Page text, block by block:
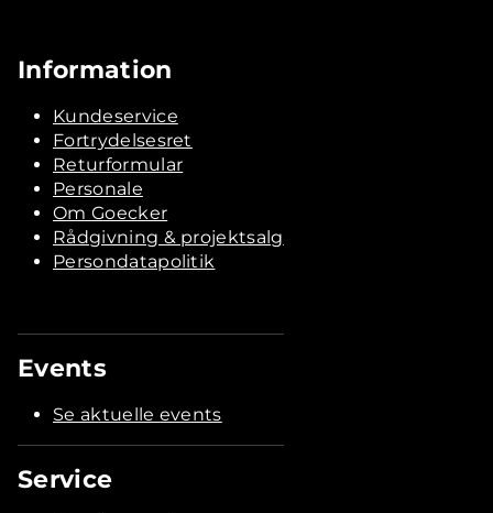
Information
Kundeservice
Fortrydelsesret
Returformular
Personale
Om Goecker
Rådgivning & projektsalg
Persondatapolitik
Events
Se aktuelle events
Service